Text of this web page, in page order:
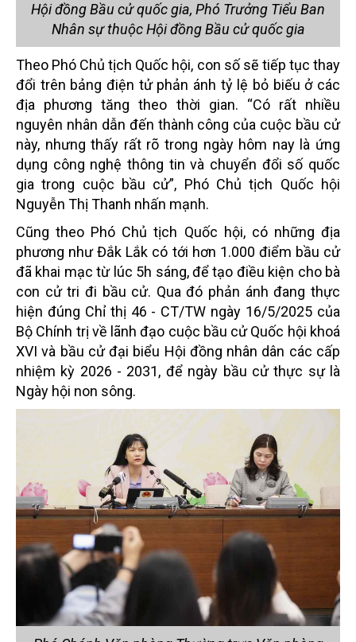
Hội đồng Bầu cử quốc gia, Phó Trưởng Tiểu Ban
Nhân sự thuộc Hội đồng Bầu cử quốc gia
Theo Phó Chủ tịch Quốc hội, con số sẽ tiếp tục thay
đổi trên bảng điện tử phản ánh tỷ lệ bỏ biếu ở các
địa phương tăng theo thời gian. “Có rất nhiều
nguyên nhân dẫn đến thành công của cuộc bầu cử
này, nhưng thấy rất rõ trong ngày hôm nay là ứng
dụng công nghệ thông tin và chuyển đổi số quốc
gia trong cuộc bầu cử”, Phó Chủ tịch Quốc hội
Nguyễn Thị Thanh nhấn mạnh.
Cũng theo Phó Chủ tịch Quốc hội, có những địa
phương như Đắk Lắk có tới hơn 1.000 điểm bầu cử
đã khai mạc từ lúc 5h sáng, để tạo điều kiện cho bà
con cử tri đi bầu cử. Qua đó phản ánh đang thực
hiện đúng Chỉ thị 46 - CT/TW ngày 16/5/2025 của
Bộ Chính trị về lãnh đạo cuộc bầu cử Quốc hội khoá
XVI và bầu cử đại biểu Hội đồng nhân dân các cấp
nhiệm kỳ 2026 - 2031, để ngày bầu cử thực sự là
Ngày hội non sông.